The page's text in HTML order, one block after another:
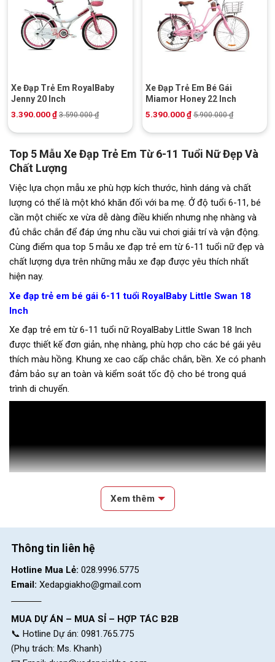
Xe Đạp Trẻ Em RoyalBaby
Jenny 20 Inch
3.390.000₫ 3.590.000₫
Xe Đạp Trẻ Em Bé Gái
Miamor Honey 22 Inch
5.390.000₫ 5.900.000₫
Top 5 Mẫu Xe Đạp Trẻ Em Từ 6-11 Tuổi Nữ Đẹp Và
Chất Lượng
Việc lựa chọn mẫu xe phù hợp kích thước, hình dáng và chất
lượng có thể là một khó khăn đối với ba mẹ. Ở độ tuổi 6-11, bé
cần một chiếc xe vừa dễ dàng điều khiển nhưng nhẹ nhàng và
đủ chắc chắn để đáp ứng nhu cầu vui chơi giải trí và vận động.
Cùng điểm qua top 5 mẫu xe đạp trẻ em từ 6-11 tuổi nữ đẹp và
chất lượng dựa trên những mẫu xe đạp được yêu thích nhất
hiện nay.
Xe đạp trẻ em bé gái 6-11 tuổi RoyalBaby Little Swan 18
Inch
Xe đạp trẻ em từ 6-11 tuổi nữ RoyalBaby Little Swan 18 Inch
được thiết kế đơn giản, nhẹ nhàng, phù hợp cho các bé gái yêu
thích màu hồng. Khung xe cao cấp chắc chắn, bền. Xe có phanh
đảm bảo sự an toàn và kiểm soát tốc độ cho bé trong quá
trình di chuyển.
Xem thêm
Thông tin liên hệ
Hotline Mua Lẻ: 028.9996.5775
Email: Xedapgiakho@gmail.com
MUA DỰ ÁN – MUA SỈ – HỢP TÁC B2B
📞 Hotline Dự án: 0981.765.775
(Phụ trách: Ms. Khanh)